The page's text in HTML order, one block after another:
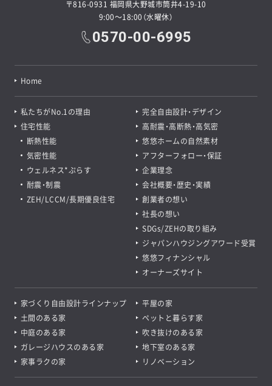
〒816-0931 福岡県大野城市筒井4-19-10
9:00～18:00（水曜休）
0570-00-6995
Home
私たちがNo.1の理由
完全自由設計・デザイン
住宅性能
断熱性能
気密性能
ウェルネス*ぷらす
耐震・制震
ZEH/LCCM/長期優良住宅
高耐震・高断熱・高気密
悠悠ホームの自然素材
アフターフォロー・保証
企業理念
会社概要・歴史・実績
創業者の想い
社長の想い
SDGs/ZEHの取り組み
ジャパンハウジングアワード受賞
悠悠フィナンシャル
オーナーズサイト
家づくり自由設計ラインナップ
平屋の家
土間のある家
ペットと暮らす家
中庭のある家
吹き抜けのある家
ガレージハウスのある家
地下室のある家
家事ラクの家
リノベーション